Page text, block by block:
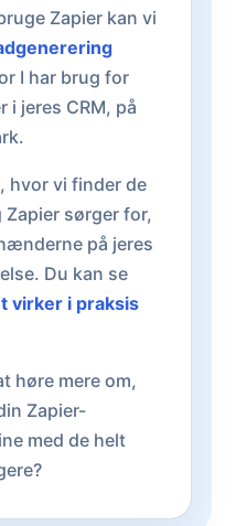
Zapier kan vi
I har brug for
i jeres CRM, på
hvor vi finder de
Zapier sørger for,
på jeres
Du kan se
virker i praksis
høre mere om,
Zapier-
med de helt